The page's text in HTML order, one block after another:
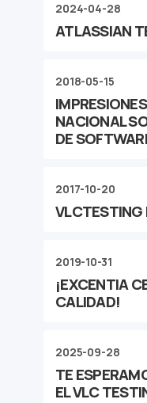
2024-04-28
ATLASSIAN
2018-05-15
NACIONAL
DE
2017-10-20
VLCTESTING
2019-10-31
¡EXCENTIA
CALIDAD!
2025-09-28
TE
EL VLC